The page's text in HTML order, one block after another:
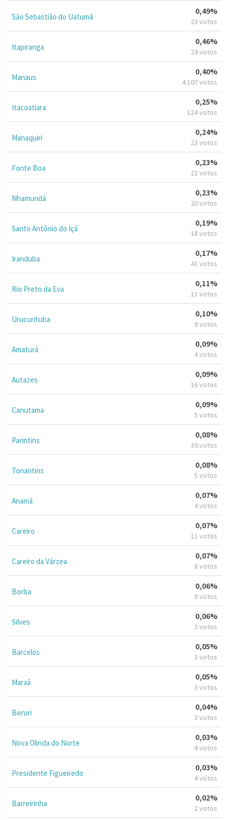
São Sebastião do Uatumã
0,49%
23 votos
Itapiranga
0,46%
24 votos
Manaus
0,40%
4.107 votos
Itacoatiara
0,25%
124 votos
Manaquiri
0,24%
23 votos
Fonte Boa
0,23%
22 votos
Nhamundá
0,23%
20 votos
Santo Antônio do Içá
0,19%
18 votos
Iranduba
0,17%
41 votos
Rio Preto da Eva
0,11%
11 votos
Urucurituba
0,10%
9 votos
Amaturá
0,09%
4 votos
Autazes
0,09%
16 votos
Canutama
0,09%
5 votos
Parintins
0,08%
39 votos
Tonantins
0,08%
5 votos
Anamã
0,07%
4 votos
Careiro
0,07%
11 votos
Careiro da Várzea
0,07%
8 votos
Borba
0,06%
8 votos
Silves
0,06%
3 votos
Barcelos
0,05%
3 votos
Maraã
0,05%
3 votos
Beruri
0,04%
3 votos
Nova Olinda do Norte
0,03%
4 votos
Presidente Figueiredo
0,03%
4 votos
Barreirinha
0,02%
2 votos